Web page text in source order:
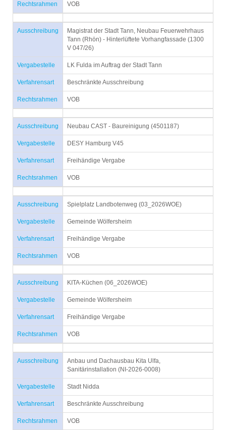
Rechtsrahmen VOB
Ausschreibung
Magistrat der Stadt Tann, Neubau Feuerwehrhaus
Tann (Rhön) - Hinterlüftete Vorhangfassade (1300
V 047/26)
Vergabestelle LK Fulda im Auftrag der Stadt Tann
Verfahrensart Beschränkte Ausschreibung
Rechtsrahmen VOB
Ausschreibung Neubau CAST - Baureinigung (4501187)
Vergabestelle DESY Hamburg V45
Verfahrensart Freihändige Vergabe
Rechtsrahmen VOB
Ausschreibung Spielplatz Landbotenweg (03_2026WOE)
Vergabestelle Gemeinde Wölfersheim
Verfahrensart Freihändige Vergabe
Rechtsrahmen VOB
Ausschreibung KITA-Küchen (06_2026WOE)
Vergabestelle Gemeinde Wölfersheim
Verfahrensart Freihändige Vergabe
Rechtsrahmen VOB
Ausschreibung
Anbau und Dachausbau Kita Ulfa,
Sanitärinstallation (NI-2026-0008)
Vergabestelle Stadt Nidda
Verfahrensart Beschränkte Ausschreibung
Rechtsrahmen VOB